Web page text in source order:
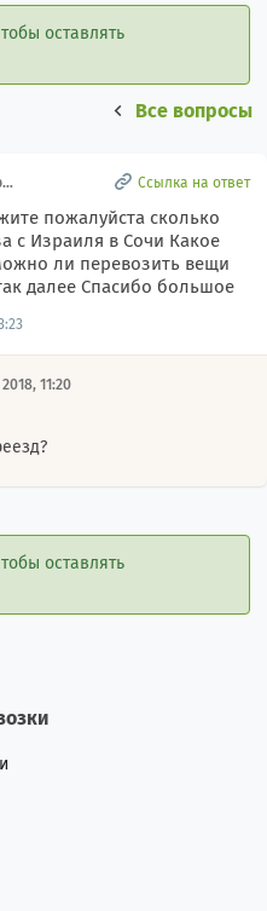
оставлять
Все вопросы
Ссылка на ответ
пожалуйста сколько
с Израиля в Сочи Какое
ли перевозить вещи
далее Спасибо большое
11:20
оставлять